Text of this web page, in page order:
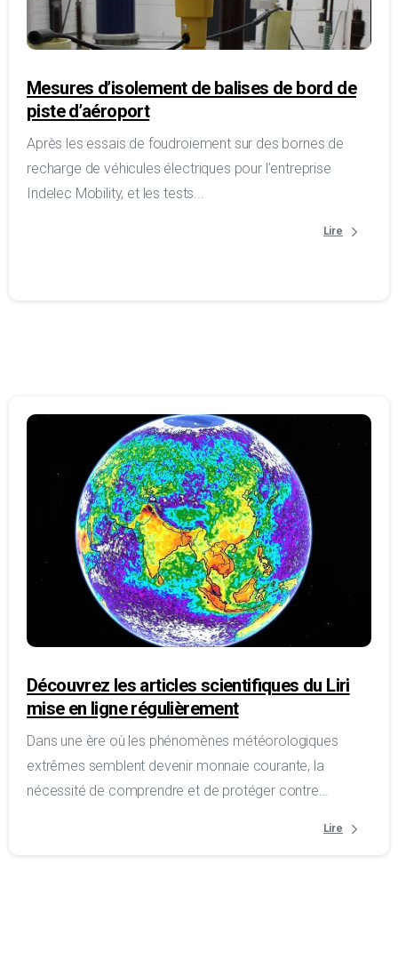
Mesures d’isolement de balises de bord de
piste d’aéroport
Après les essais de foudroiement sur des bornes de
recharge de véhicules électriques pour l’entreprise
Indelec Mobility, et les tests...
Lire
Découvrez les articles scientifiques du Liri
mise en ligne régulièrement
Dans une ère où les phénomènes météorologiques
extrêmes semblent devenir monnaie courante, la
nécessité de comprendre et de protéger contre...
Lire